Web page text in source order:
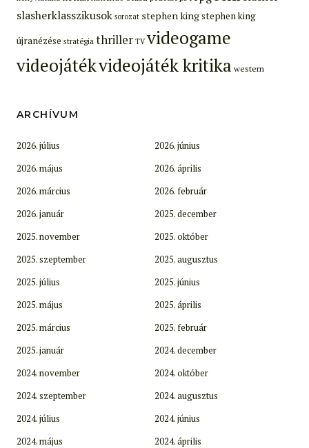
slasherklasszikusok sorozat stephen kingstephen king
újranézése stratégia thriller TV videogame
videojátékvideojáték kritika western
ARCHÍVUM
2026. július
2026. június
2026. május
2026. április
2026. március
2026. február
2026. január
2025. december
2025. november
2025. október
2025. szeptember
2025. augusztus
2025. július
2025. június
2025. május
2025. április
2025. március
2025. február
2025. január
2024. december
2024. november
2024. október
2024. szeptember
2024. augusztus
2024. július
2024. június
2024. május
2024. április